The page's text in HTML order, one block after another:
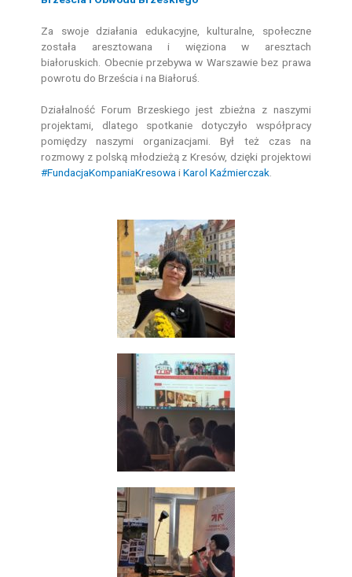
Za swoje działania edukacyjne, kulturalne, społeczne
została aresztowana i więziona w aresztach
białoruskich. Obecnie przebywa w Warszawie bez prawa
powrotu do Brześcia i na Białoruś.
Działalność Forum Brzeskiego jest zbieżna z naszymi
projektami, dlatego spotkanie dotyczyło współpracy
pomiędzy naszymi organizacjami. Był też czas na
rozmowy z polską młodzieżą z Kresów, dzięki projektowi
#FundacjaKompaniaKresowaiKarol Kaźmierczak.